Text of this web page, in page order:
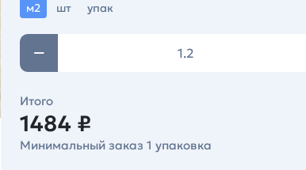
м2 шт упак
Итого
1484 ₽
Минимальный заказ 1 упаковка